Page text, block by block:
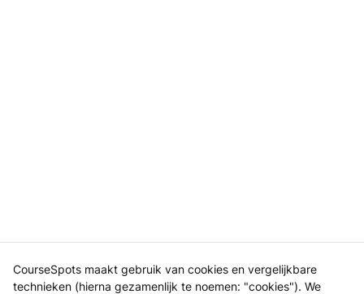
CourseSpots maakt gebruik van cookies en vergelijkbare
technieken (hierna gezamenlijk te noemen: "cookies"). We